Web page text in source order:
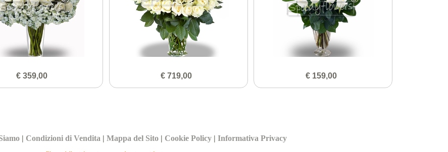
€ 359,00 € 719,00 € 159,00
| Condizioni di Vendita |Mappa del Sito | Cookie Policy |Informativa Privacy